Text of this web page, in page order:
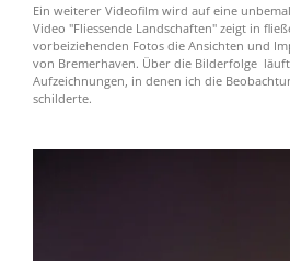
Ein weiterer Videofilm wird auf eine
Video "Fliessende Landschaften" zeigt in
vorbeiziehenden Fotos die Ansichten und
von Bremerhaven. Über die Bilderfolge
Aufzeichnungen, in denen ich die
schilderte.